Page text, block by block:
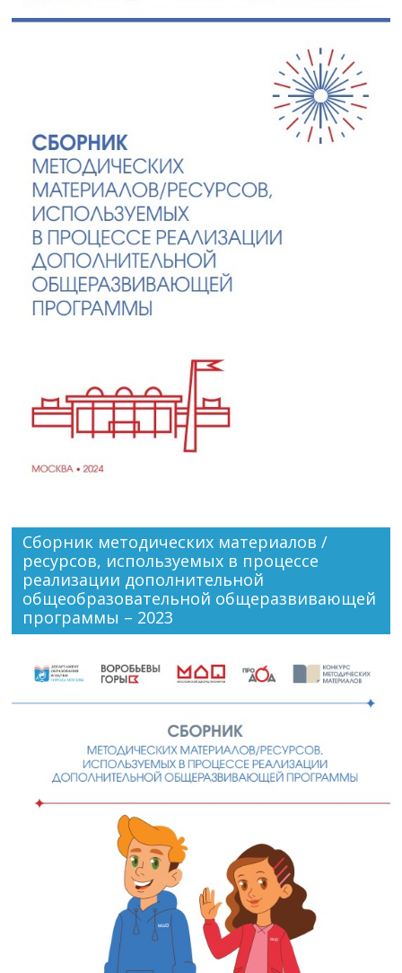
Сборник методических материалов /
ресурсов, используемых в процессе
реализации дополнительной
общеобразовательной общеразвивающей
программы – 2023